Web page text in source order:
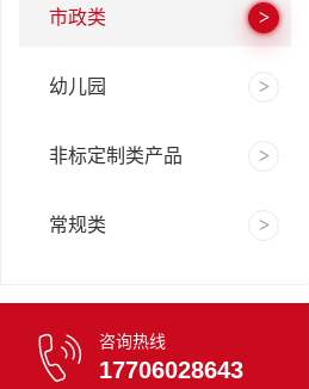
市政类
幼儿园
非标定制类产品
常规类
咨询热线
17706028643